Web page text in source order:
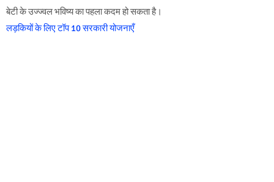
बेटी के उज्ज्वल भविष्य का पहला कदम हो सकता है।
लड़कियों के लिए टॉप 10 सरकारी योजनाएँ